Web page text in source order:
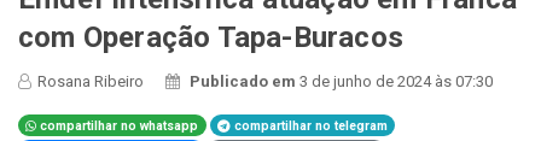
com Operação Tapa-Buracos
Rosana Ribeiro Publicado em3 de junho de 2024 às 07:30
compartilhar no whatsapp
compartilhar no telegram